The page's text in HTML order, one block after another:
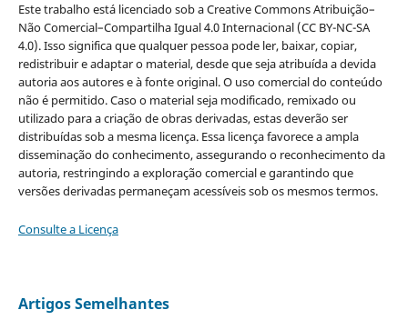
Este trabalho está licenciado sob a Creative Commons Atribuição–
Não Comercial–Compartilha Igual 4.0 Internacional (CC BY-NC-SA
4.0). Isso significa que qualquer pessoa pode ler, baixar, copiar,
redistribuir e adaptar o material, desde que seja atribuída a devida
autoria aos autores e à fonte original. O uso comercial do conteúdo
não é permitido. Caso o material seja modificado, remixado ou
utilizado para a criação de obras derivadas, estas deverão ser
distribuídas sob a mesma licença. Essa licença favorece a ampla
disseminação do conhecimento, assegurando o reconhecimento da
autoria, restringindo a exploração comercial e garantindo que
versões derivadas permaneçam acessíveis sob os mesmos termos.
Consulte a Licença
Artigos Semelhantes